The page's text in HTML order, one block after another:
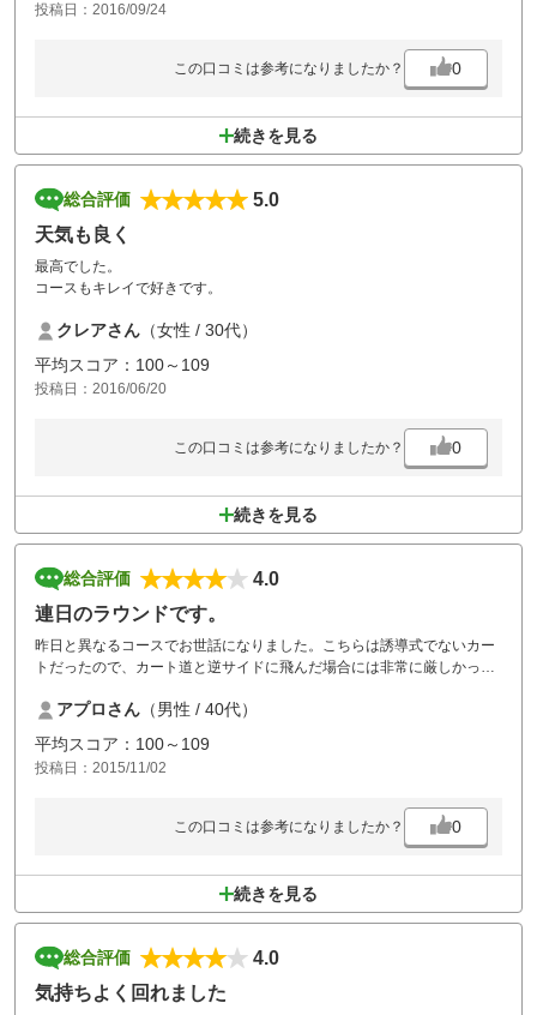
投稿日：2016/09/24
この口コミは参考になりましたか？ 0
続きを見る
総合評価
5.0
天気も良く
最高でした。
コースもキレイで好きです。
クレアさん （女性 / 30代）
平均スコア：100～109
投稿日：2016/06/20
この口コミは参考になりましたか？ 0
続きを見る
総合評価
4.0
連日のラウンドです。
昨日と異なるコースでお世話になりました。こちらは誘導式でないカー
トだったので、カート道と逆サイドに飛んだ場合には非常に厳しかっ
ですがフェアウェイもグリーンも綺麗で、プレー自体は非常に気持ちよ
く回れました。何よりも眺望が最高で、山々と紅葉がとても素晴らしか
ったです。またスタッフの方々の応対も気持ちよく、落ち着いてプレー
する事が出来ました。
アプロさん （男性 / 40代）
平均スコア：100～109
投稿日：2015/11/02
この口コミは参考になりましたか？ 0
続きを見る
総合評価
4.0
気持ちよく回れました